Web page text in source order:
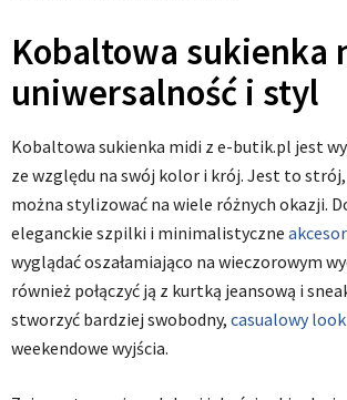
Kobaltowa sukienka
uniwersalność i styl
Kobaltowa sukienka midi z e-butik.pl jest
ze względu na swój kolor i krój. Jest to
można stylizować na wiele różnych okazji.
eleganckie szpilki i minimalistyczne
wyglądać oszałamiająco na wieczorowym
również połączyć ją z kurtką jeansową i
stworzyć bardziej swobodny, casualowy look
weekendowe wyjścia.